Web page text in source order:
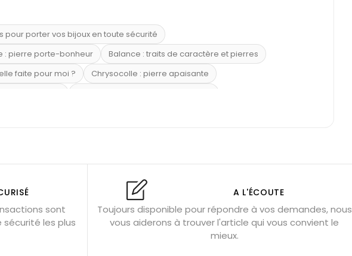
porter vos bijoux en toute sécurité
: pierre porte-bonheur
Balance : traits de caractère et pierres
faite pour moi ?
Chrysocolle : pierre apaisante
bracelets de pierres
Fluorite : pierre la plus colorée
Bijoux de méditation
Bracelets de perles pour homme
Qu’est-ce qu’une gemme ? Signification des pierres de naissance
sont
les plus
A L'ÉCOUTE
Toujours disponible pour répondre à vos demandes, nous
vous aiderons à trouver l'article qui vous convient le
mieux.